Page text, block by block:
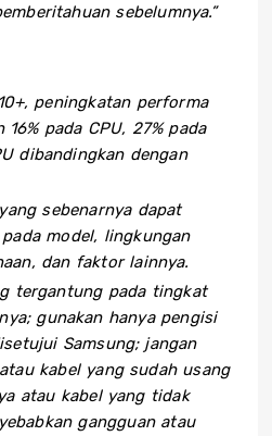
sebelumnya.”
peningkatan performa
pada CPU, 27% pada
dibandingkan dengan
sebenarnya dapat
model, lingkungan
dan faktor lainnya.
tergantung pada tingkat
gunakan hanya pengisi
Samsung; jangan
kabel yang sudah usang
atau kabel yang tidak
gangguan atau